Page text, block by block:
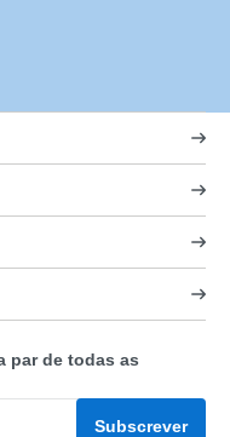
par de todas as
Subscrever